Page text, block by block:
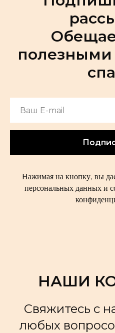
полезными
Нажимая на кнопку, вы
персональных данных и
НАШИ
Свяжитесь с
любых